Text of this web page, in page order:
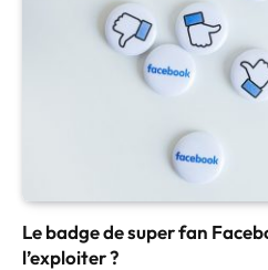
Le badge de super fan
l’exploiter ?